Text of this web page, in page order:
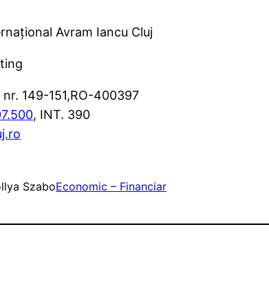
Avram Iancu Cluj
nr. 149-151,RO-400397
, INT. 390
SzaboEconomic – Financiar